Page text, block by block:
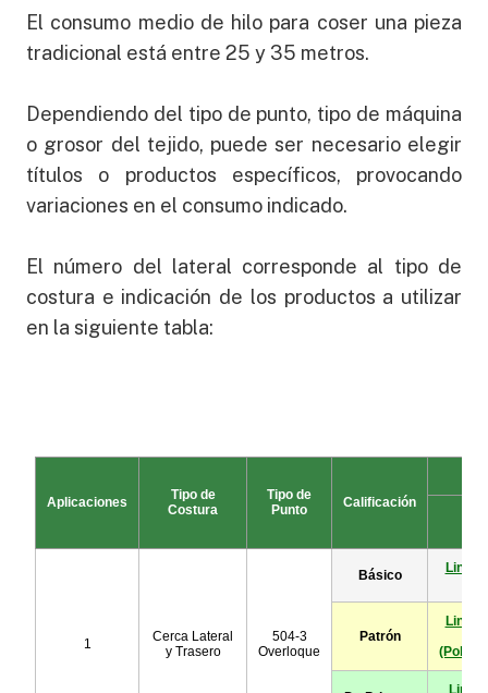
El consumo medio de hilo para coser una pieza
tradicional está entre 25 y 35 metros.
Dependiendo del tipo de punto, tipo de máquina
o grosor del tejido, puede ser necesario elegir
títulos o productos específicos, provocando
variaciones en el consumo indicado.
El número del lateral corresponde al tipo de
costura e indicación de los productos a utilizar
en la siguiente tabla: